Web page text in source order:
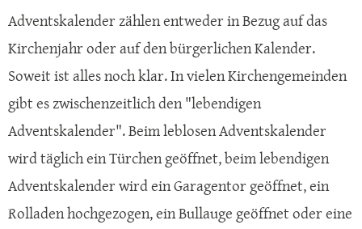
Adventskalender zählen entweder in Bezug auf das
Kirchenjahr oder auf den bürgerlichen Kalender.
Soweit ist alles noch klar. In vielen Kirchengemeinden
gibt es zwischenzeitlich den "lebendigen
Adventskalender". Beim leblosen Adventskalender
wird täglich ein Türchen geöffnet, beim lebendigen
Adventskalender wird ein Garagentor geöffnet, ein
Rolladen hochgezogen, ein Bullauge geöffnet oder eine